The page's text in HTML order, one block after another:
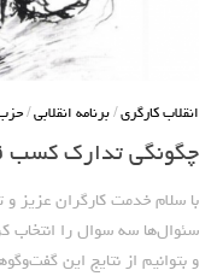
انقلاب کارگری / برنامه انقلابی /
چگونگی تدارک کسب
با سلام خدمت کارگران عزیز
سئوال‌ها سه سوال را انتخاب
و بتوانیم از نتایج این